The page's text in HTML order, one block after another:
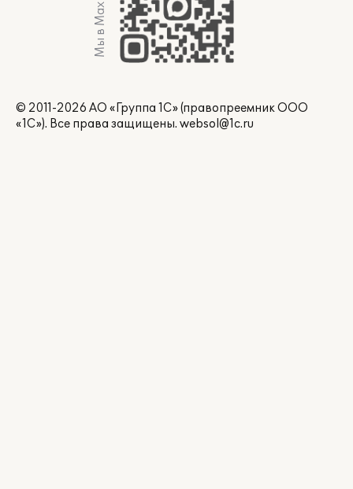
Мы в Max
© 2011-2026 АО «Группа 1С» (правопреемник ООО
«1С»). Все права защищены. websol@1c.ru